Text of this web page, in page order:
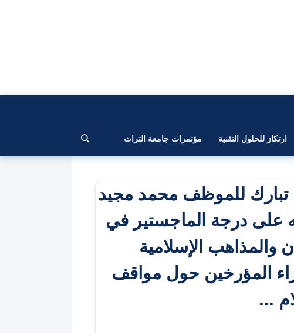
ارتكاز للحلول التقنية مؤتمرات جامعة التراث
تبارك للموظف محمد مجيد
على درجة الماجستير في
والمذاهب الإسلامية
المؤرخين حول مواقف
…